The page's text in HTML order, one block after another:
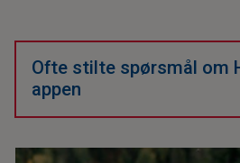
Ofte stilte spørsmål om
appen